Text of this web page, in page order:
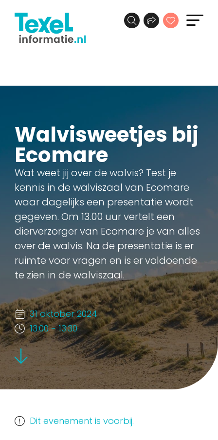
Walvisweetjes bij
Ecomare
Wat weet jij over de walvis? Test je
kennis in de walviszaal van Ecomare
waar dagelijks een presentatie wordt
gegeven. Om 13.00 uur vertelt een
dierverzorger van Ecomare je van alles
over de walvis. Na de presentatie is er
ruimte voor vragen en is er voldoende
te zien in de walviszaal.
31 oktober 2024
13:00 - 13:30
Dit evenement is voorbij.